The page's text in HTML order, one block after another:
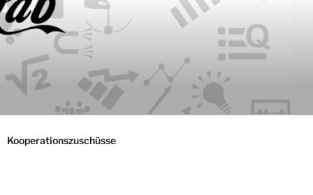
Kooperationszuschüsse